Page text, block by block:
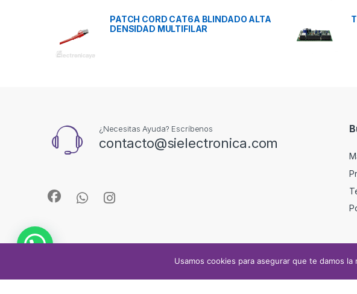
PATCH CORD CAT6A BLINDADO ALTA
DENSIDAD MULTIFILAR
¿Necesitas Ayuda? Escríbenos
contacto@sielectronica.com
© Sielectronica 2024 Todos los derechos reservados
Usamos cookies para asegurar que te damos